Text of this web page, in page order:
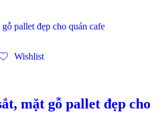
Wishlist
mặt gỗ pallet đẹp cho